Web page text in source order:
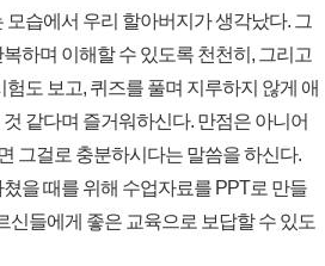
습에서 우리 할아버지가 생각났다. 그
하며 이해할 수 있도록 천천히, 그리고
도 보고, 퀴즈를 풀며 지루하지 않게 애
같다며 즐거워하신다. 만점은 아니어
그걸로 충분하시다는 말씀을 하신다.
을 때를 위해 수업자료를 PPT로 만들
신들에게 좋은 교육으로 보답할 수 있도